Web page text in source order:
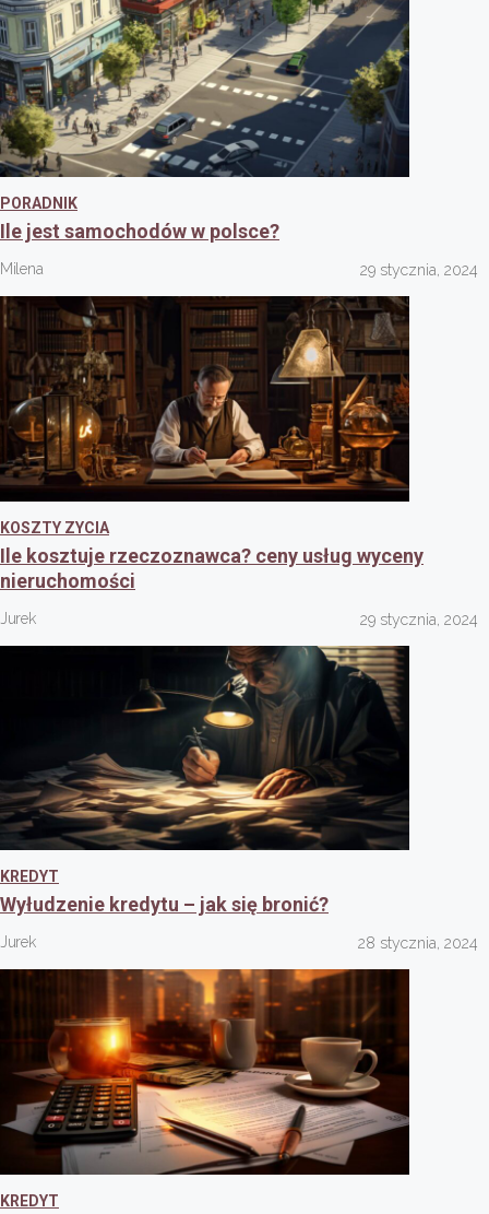
PORADNIK
Ile jest samochodów w polsce?
Milena 29 stycznia, 2024
KOSZTY ZYCIA
Ile kosztuje rzeczoznawca? ceny usług wyceny
nieruchomości
Jurek 29 stycznia, 2024
KREDYT
Wyłudzenie kredytu – jak się bronić?
Jurek 28 stycznia, 2024
KREDYT